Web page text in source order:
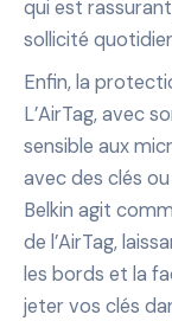
qui est
sollicité
Enfin, la
L’AirTag, avec
sensible aux
avec des clés
Belkin agit
de l’AirTag,
les bords et la
jeter vos clés